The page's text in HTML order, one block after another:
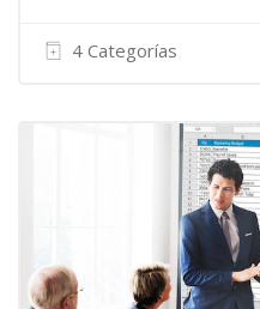
4 Categorías